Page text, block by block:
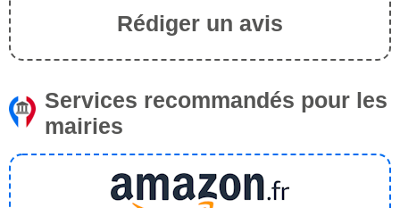
Rédiger un avis
Services recommandés pour les
mairies